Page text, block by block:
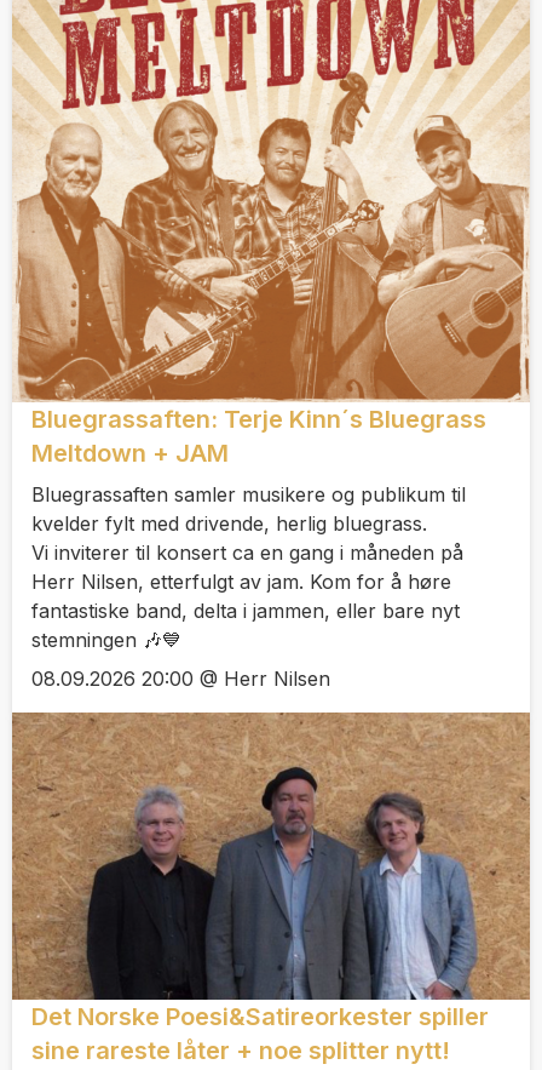
Bluegrassaften: Terje Kinn´s Bluegrass
Meltdown + JAM
Bluegrassaften samler musikere og publikum til
kvelder fylt med drivende, herlig bluegrass.
Vi inviterer til konsert ca en gang i måneden på
Herr Nilsen, etterfulgt av jam. Kom for å høre
fantastiske band, delta i jammen, eller bare nyt
stemningen 🎶💙
08.09.2026 20:00 @ Herr Nilsen
Det Norske Poesi&Satireorkester spiller
sine rareste låter + noe splitter nytt!